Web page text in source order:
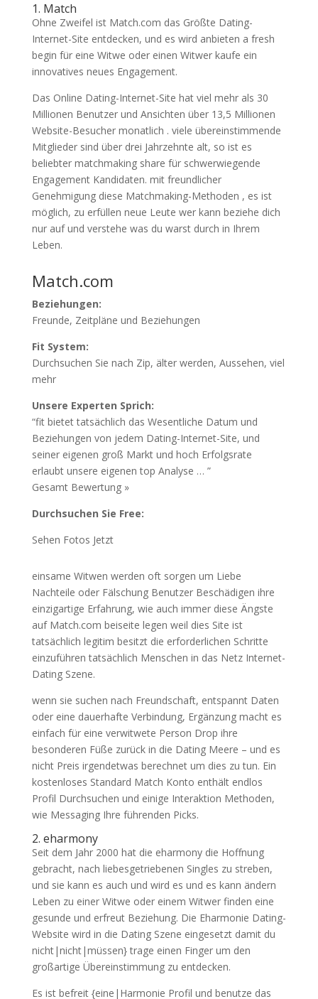
1. Match
Ohne Zweifel ist Match.com das Größte Dating-
Internet-Site entdecken, und es wird anbieten a fresh
begin für eine Witwe oder einen Witwer kaufe ein
innovatives neues Engagement.
Das Online Dating-Internet-Site hat viel mehr als 30
Millionen Benutzer und Ansichten über 13,5 Millionen
Website-Besucher monatlich . viele übereinstimmende
Mitglieder sind über drei Jahrzehnte alt, so ist es
beliebter matchmaking share für schwerwiegende
Engagement Kandidaten. mit freundlicher
Genehmigung diese Matchmaking-Methoden , es ist
möglich, zu erfüllen neue Leute wer kann beziehe dich
nur auf und verstehe was du warst durch in Ihrem
Leben.
Match.com
Beziehungen:
Freunde, Zeitpläne und Beziehungen
Fit System:
Durchsuchen Sie nach Zip, älter werden, Aussehen, viel
mehr
Unsere Experten Sprich:
“fit bietet tatsächlich das Wesentliche Datum und
Beziehungen von jedem Dating-Internet-Site, und
seiner eigenen groß Markt und hoch Erfolgsrate
erlaubt unsere eigenen top Analyse … ”
Gesamt Bewertung »
Durchsuchen Sie Free:
Sehen Fotos Jetzt
einsame Witwen werden oft sorgen um Liebe
Nachteile oder Fälschung Benutzer Beschädigen ihre
einzigartige Erfahrung, wie auch immer diese Ängste
auf Match.com beiseite legen weil dies Site ist
tatsächlich legitim besitzt die erforderlichen Schritte
einzuführen tatsächlich Menschen in das Netz Internet-
Dating Szene.
wenn sie suchen nach Freundschaft, entspannt Daten
oder eine dauerhafte Verbindung, Ergänzung macht es
einfach für eine verwitwete Person Drop ihre
besonderen Füße zurück in die Dating Meere – und es
nicht Preis irgendetwas berechnet um dies zu tun. Ein
kostenloses Standard Match Konto enthält endlos
Profil Durchsuchen und einige Interaktion Methoden,
wie Messaging Ihre führenden Picks.
2. eharmony
Seit dem Jahr 2000 hat die eharmony die Hoffnung
gebracht, nach liebesgetriebenen Singles zu streben,
und sie kann es auch und wird es und es kann ändern
Leben zu einer Witwe oder einem Witwer finden eine
gesunde und erfreut Beziehung. Die Eharmonie Dating-
Website wird in die Dating Szene eingesetzt damit du
nicht|nicht|müssen} trage einen Finger um den
großartige Übereinstimmung zu entdecken.
Es ist befreit {eine|Harmonie Profil und benutze das